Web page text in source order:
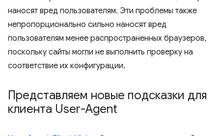
наносят вред пользователям. Эти проблемы также
непропорционально сильно наносят вред
пользователям менее распространенных браузеров,
поскольку сайты могли не выполнить проверку на
соответствие их конфигурации.
Представляем новые подсказки для
клиента User-Agent